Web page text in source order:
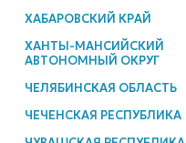
ХАБАРОВСКИЙ КРАЙ
ХАНТЫ-МАНСИЙСКИЙ
АВТОНОМНЫЙ ОКРУГ
ЧЕЛЯБИНСКАЯ ОБЛАСТЬ
ЧЕЧЕНСКАЯ РЕСПУБЛИКА